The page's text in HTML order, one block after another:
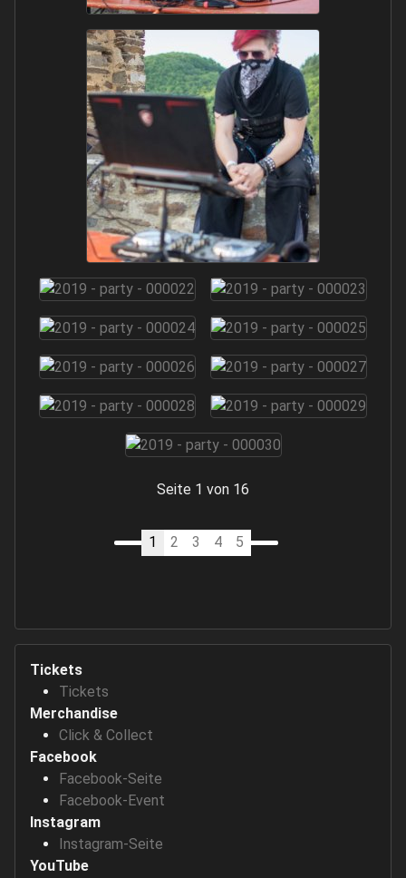
Seite 1 von 16
1 2 3 4 5
Tickets
Tickets
Merchandise
Click & Collect
Facebook
Facebook-Seite
Facebook-Event
Instagram
Instagram-Seite
YouTube